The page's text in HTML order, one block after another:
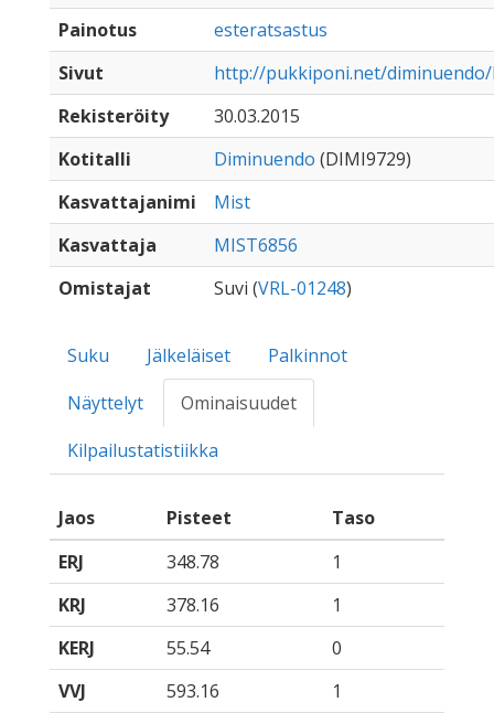
Painotus
esteratsastus
Sivut
http://pukkiponi.net/
Rekisteröity
30.03.2015
Kotitalli
Diminuendo (DIMI9729)
Kasvattajanimi
Mist
Kasvattaja
MIST6856
Omistajat
Suvi (VRL-01248)
Suku Jälkeläiset
Palkinnot
Näyttelyt
Ominaisuudet
Kilpailustatistiikka
Jaos Pisteet
Taso
ERJ
348.78
1
KRJ
378.16
1
KERJ
55.54
0
VVJ
593.16
1